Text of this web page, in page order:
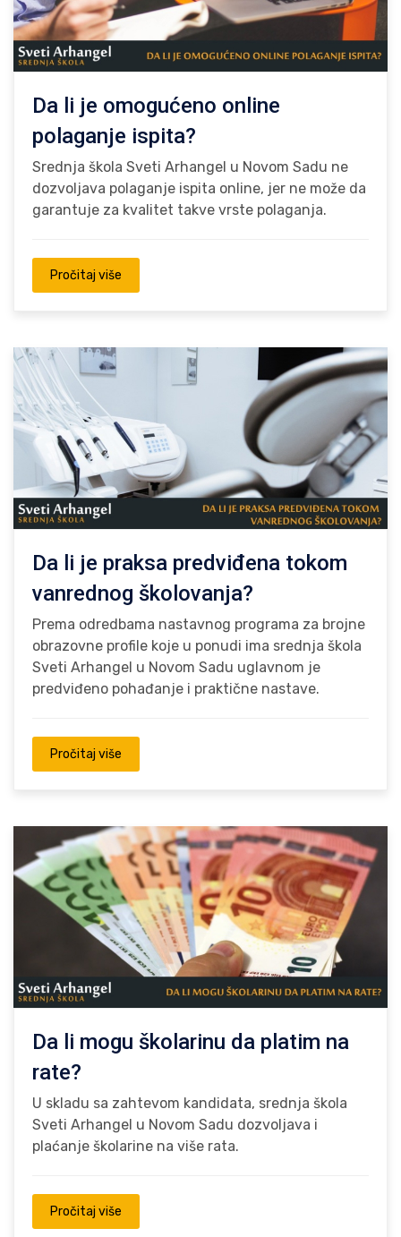
Da li je omogućeno online
polaganje ispita?
Srednja škola Sveti Arhangel u Novom Sadu ne
dozvoljava polaganje ispita online, jer ne može da
garantuje za kvalitet takve vrste polaganja.
Pročitaj više
Da li je praksa predviđena tokom
vanrednog školovanja?
Prema odredbama nastavnog programa za brojne
obrazovne profile koje u ponudi ima srednja škola
Sveti Arhangel u Novom Sadu uglavnom je
predviđeno pohađanje i praktične nastave.
Pročitaj više
Da li mogu školarinu da platim na
rate?
U skladu sa zahtevom kandidata, srednja škola
Sveti Arhangel u Novom Sadu dozvoljava i
plaćanje školarine na više rata.
Pročitaj više